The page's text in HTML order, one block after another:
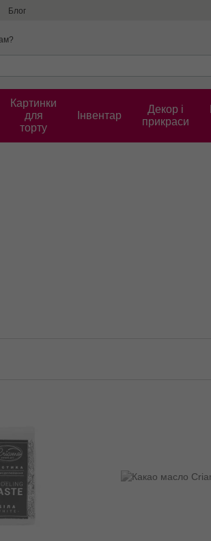
Блог
Картинки
для
торту
Інвентар
Декор і
прикраси